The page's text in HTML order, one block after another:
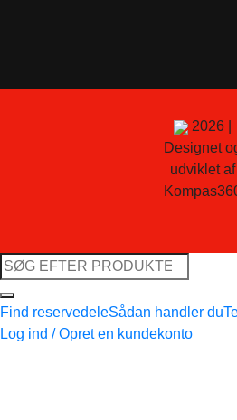
2026 |
Designet
udviklet af
Søg
efter:
Find reservedeleSådan handler du
Log ind / Opret en kundekonto